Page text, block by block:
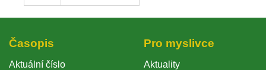
Časopi
Aktuální číslo
Pro myslivce
Aktuality